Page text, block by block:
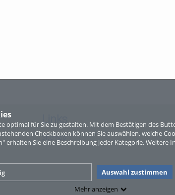
optimal für Sie zu gestalten. Mit dem Bestätigen des
Checkboxen können Sie auswählen, welche
erhalten Sie eine Beschreibung jeder Kategorie.
Auswahl zustimmen
Mehr anzeigen
Links
Sitemap